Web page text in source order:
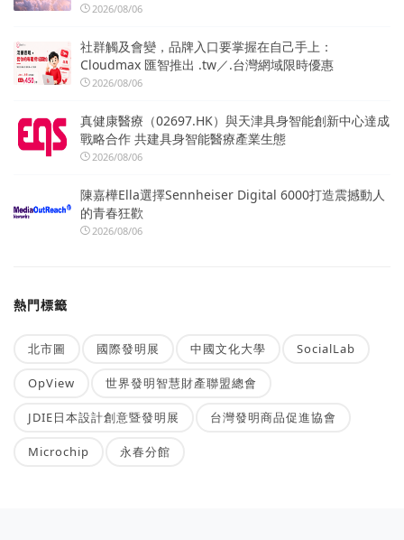
2026/08/06
社群觸及會變，品牌入口要掌握在自己手上：
Cloudmax 匯智推出 .tw／.台灣網域限時優惠
2026/08/06
真健康醫療（02697.HK）與天津具身智能創新中心達成
戰略合作 共建具身智能醫療產業生態
2026/08/06
陳嘉樺Ella選擇Sennheiser Digital 6000打造震撼動人
的青春狂歡
2026/08/06
熱門標籤
北市圖 國際發明展 中國文化大學 SocialLab
OpView 世界發明智慧財產聯盟總會
JDIE日本設計創意暨發明展 台灣發明商品促進協會
Microchip 永春分館